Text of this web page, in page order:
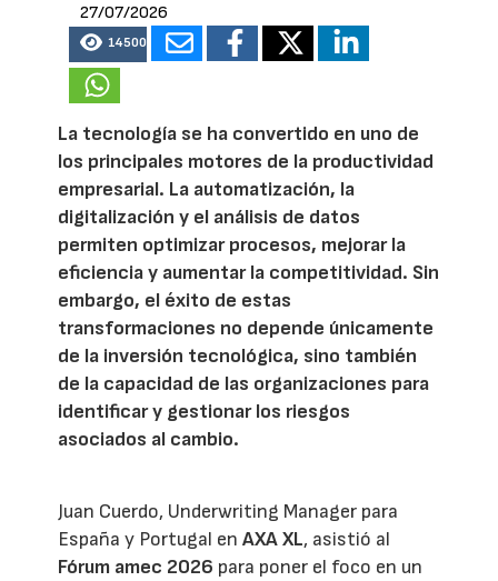
27/07/2026
14500
La tecnología se ha convertido en uno de
los principales motores de la productividad
empresarial. La automatización, la
digitalización y el análisis de datos
permiten optimizar procesos, mejorar la
eficiencia y aumentar la competitividad. Sin
embargo, el éxito de estas
transformaciones no depende únicamente
de la inversión tecnológica, sino también
de la capacidad de las organizaciones para
identificar y gestionar los riesgos
asociados al cambio.
Juan Cuerdo, Underwriting Manager para
España y Portugal enAXA XL, asistió al
Fórum amec 2026 para poner el foco en un